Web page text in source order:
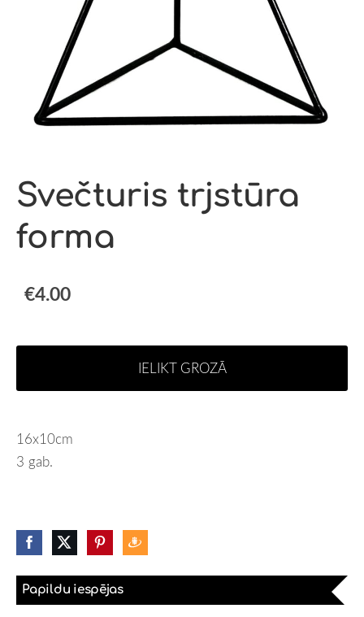
Papildu iespējas
Svečturis trjstūra
forma
€4.00
IELIKT GROZĀ
16x10cm
3 gab.